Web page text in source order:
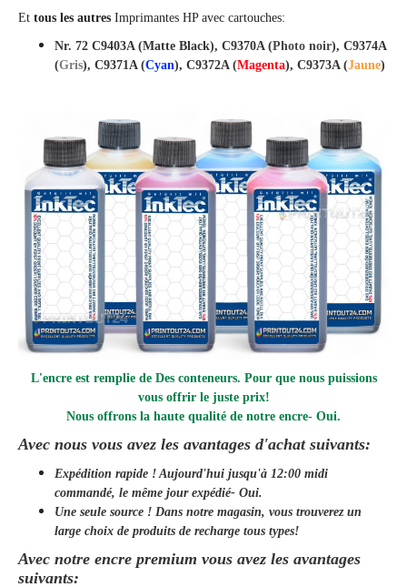
Et tous les autres Imprimantes HP avec cartouches:
Nr. 72 C9403A (Matte Black), C9370A (Photo noir), C9374A
(Gris), C9371A (Cyan), C9372A (Magenta), C9373A (Jaune)
L'encre est remplie de Des conteneurs. Pour que nous puissions
vous offrir le juste prix!
Nous offrons la haute qualité de notre encre- Oui.
Avec nous vous avez les avantages d'achat suivants:
Expédition rapide ! Aujourd'hui jusqu'à 12:00 midi
commandé, le même jourexpédié- Oui.
Une seule source ! Dans notre magasin, vous trouverez un
large choix de produits de recharge tous types!
Avec notre encre premium vous avez les avantages
suivants: